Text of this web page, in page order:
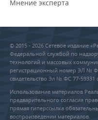
Мнение эксперта
© 2015 - 2026 Сетевое издание
Федеральной службой по
технологий и массовых
регистрационный номер ЭЛ №
свидетельство Эл № ФС 77-59331
Использование материалов
предварительного согласия
прямая гиперссылка
воспроизведении материалов.